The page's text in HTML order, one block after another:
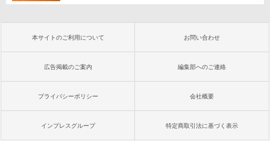
本サイトのご利用について お問い合わせ
広告掲載のご案内 編集部へのご連絡
プライバシーポリシー 会社概要
インプレスグループ 特定商取引法に基づく表示